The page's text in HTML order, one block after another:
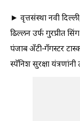
► वृत्तसंस्था नवी
ढिल्लन उर्फ गुरप्रीत
पंजाब अँटी-गँगस्टर
स्पॅनिश सुरक्षा